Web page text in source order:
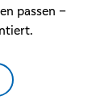
passen –